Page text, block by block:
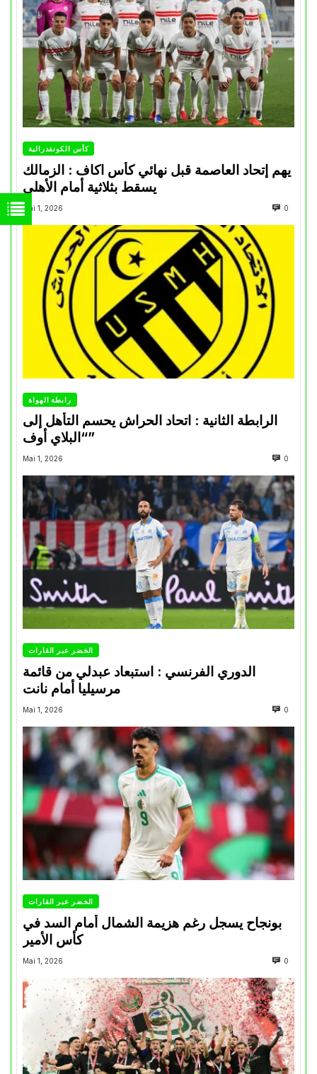
كأس الكونفدرالية
يهم إتحاد العاصمة قبل نهائي كأس اكاف : الزمالك
Mai 1, 2026 0
رابطة الهواة
الرابطة الثانية : اتحاد الحراش يحسم التأهل إلى
“البلاي أوف”
Mai 1, 2026 0
الخضر عبر القارات
الدوري الفرنسي : استبعاد عبدلي من قائمة
مرسيليا أمام نانت
Mai 1, 2026 0
الخضر عبر القارات
بونجاح يسجل رغم هزيمة الشمال أمام السد في
كأس الأمير
Mai 1, 2026 0